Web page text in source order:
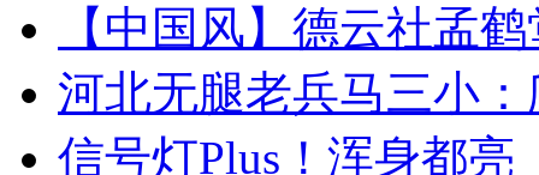
【中国风】德云社孟
河北无腿老兵马三小
信号灯Plus！浑身都亮